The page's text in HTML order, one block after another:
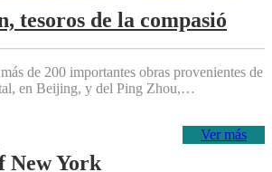
tesoros de la compasió
de 200 importantes obras provenientes de
en Beijing, y del Ping Zhou,…
Ver más
New York